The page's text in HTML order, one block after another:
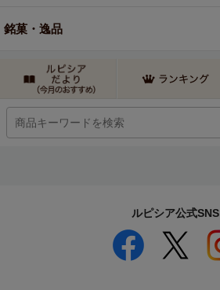
銘菓・逸品
ルピシア公式SNS